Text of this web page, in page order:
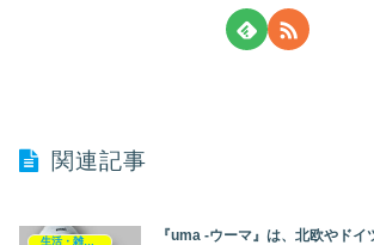
関連記事
生活・雑貨・家電
『uma -ウーマ』は、北欧やドイ